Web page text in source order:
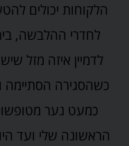
הלקוחות יכולים
לחדרי ההלבשה,
לדמיין איזה מזל
כשהסגירה הסתיימה
כמעט נער
הראשונה שלי ועד